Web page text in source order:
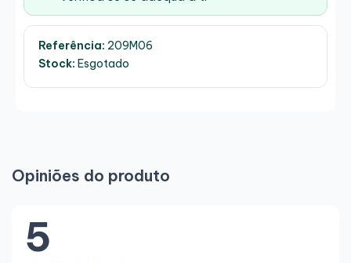
Referência: 209M06
Stock: Esgotado
Opiniões do produto
5